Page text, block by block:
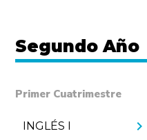
Segundo Año
Primer Cuatrimestre
INGLÉS I chevron_right